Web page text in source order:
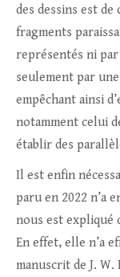
des dessins est
fragments
représentés ni
seulement par
empêchant ainsi
notamment celui
établir des
Il est enfin
paru en 2022 n’a
nous est expliqué
En effet, elle n’a
manuscrit de J.